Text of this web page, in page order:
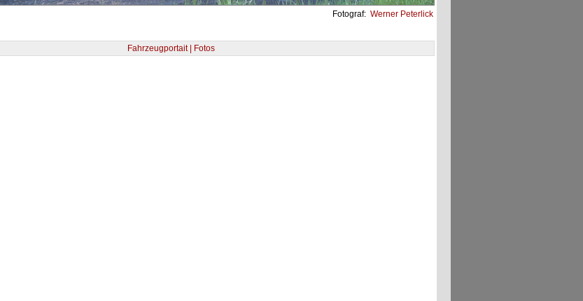
Fotograf: Werner Peterlick
Fahrzeugportait | Fotos